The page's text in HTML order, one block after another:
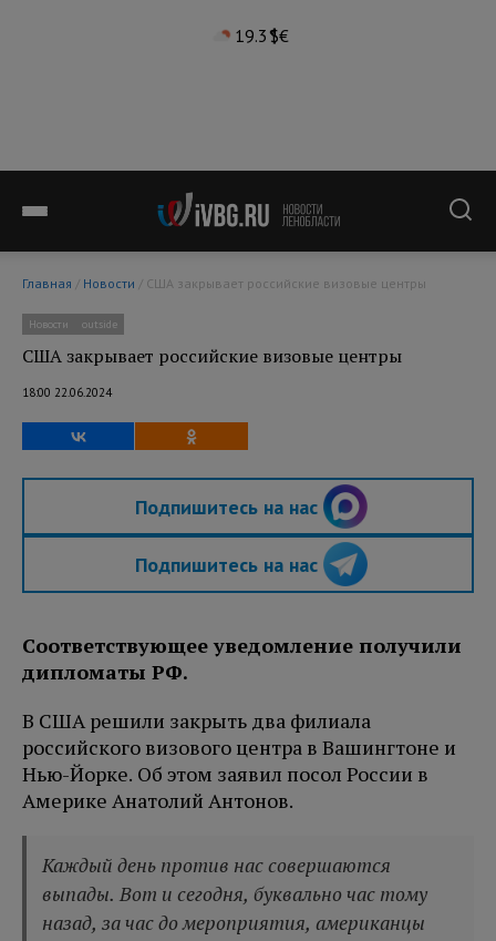
19.3°$€
Главная / Новости / США закрывает российские визовые центры
Новости outside
США закрывает российские визовые центры
18:00 22.06.2024
Подпишитесь на нас
Подпишитесь на нас
Соответствующее уведомление получили
дипломаты РФ.
В США решили закрыть два филиала
российского визового центра в Вашингтоне и
Нью-Йорке. Об этом заявил посол России в
Америке Анатолий Антонов.
Каждый день против нас совершаются
выпады. Вот и сегодня, буквально час тому
назад, за час до мероприятия, американцы